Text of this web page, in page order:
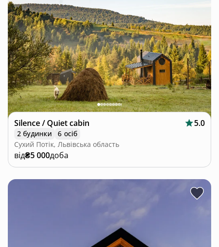
Silence / Quiet cabin 5.0
2 будинки
6 осіб
Сухий Потік, Львівська область
від₴5 000доба